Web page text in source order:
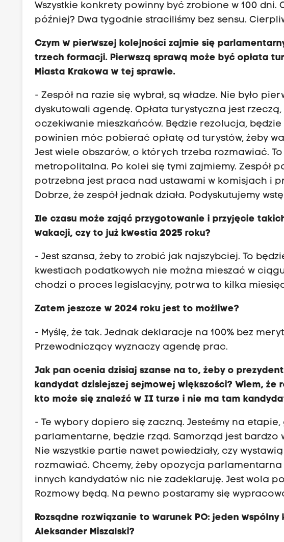
Wszystkie konkrety powinny być zrobione w 100 dni.
później? Dwa tygodnie straciliśmy bez sensu.
Czym w pierwszej kolejności zajmie się
trzech formacji. Pierwszą sprawą może być opłata
Miasta Krakowa w tej sprawie.
- Zespół na razie się wybrał, są władze. Nie było
dyskutowali agendę. Opłata turystyczna jest
oczekiwanie mieszkańców. Będzie rezolucja,
powinien móc pobierać opłatę od turystów, żeby
Jest wiele obszarów, o których trzeba rozmawiać.
metropolitalna. Po kolei się tymi zajmiemy. Zespół
potrzebna jest praca nad ustawami w komisjach i
Dobrze, że zespół jednak działa. Podyskutujemy
Ile czasu może zająć przygotowanie i przyjęcie
wakacji, czy to już kwestia 2025 roku?
- Jest szansa, żeby to zrobić jak najszybciej. To
kwestiach podatkowych nie można mieszać w
chodzi o proces legislacyjny, potrwa to kilka
Zatem jeszcze w 2024 roku jest to możliwe?
- Myślę, że tak. Jednak deklaracje na 100% bez
Przewodniczący wyznaczy agendę prac.
Jak pan ocenia dzisiaj szanse na to, żeby o
kandydat dzisiejszej sejmowej większości? Wiem,
kto może się znaleźć w II turze i nie ma tam
- Te wybory dopiero się zaczną. Jesteśmy na
parlamentarne, będzie rząd. Samorząd jest bardzo
Nie wszystkie partie nawet powiedziały, czy
rozmawiać. Chcemy, żeby opozycja parlamentarna
innych kandydatów nic nie zadeklaruję. Jest wola
Rozmowy będą. Na pewno postaramy się
Rozsądne rozwiązanie to warunek PO: jeden
Aleksander Miszalski?